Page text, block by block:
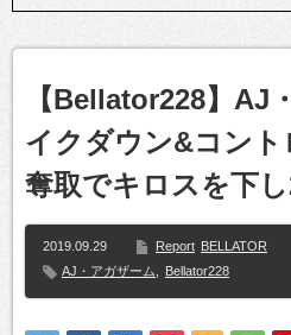
【Bellator228】AJ
イクダウン&コント
奪取でキロスを下
2019.09.29 Report BELLATOR
AJ・アガザーム
Bellator228